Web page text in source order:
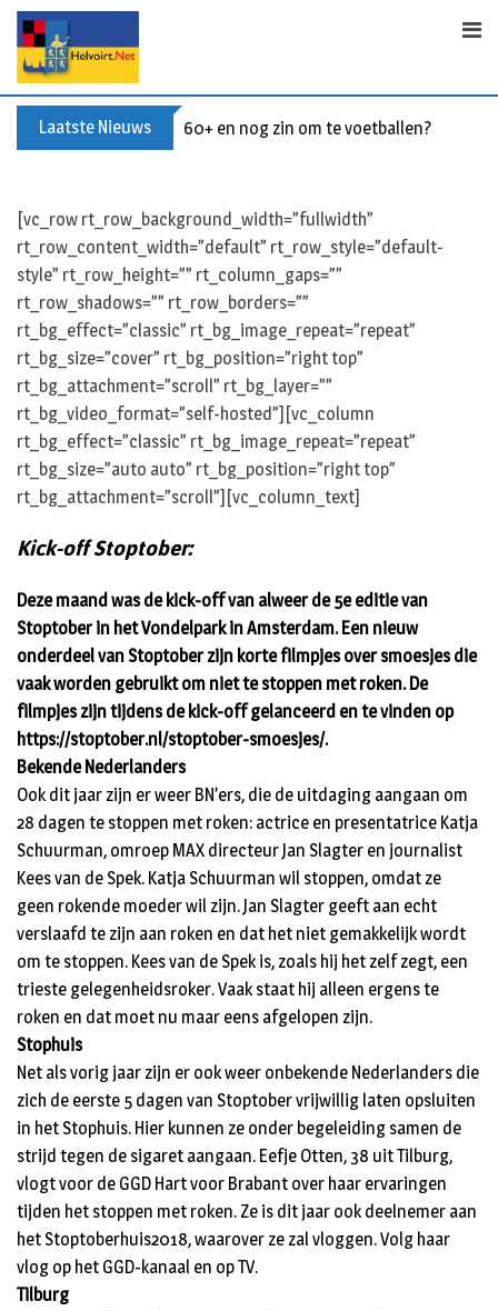
Skip
content
Laatste Nieuws 60+ en nog zin om te voetballen? Kom
[vc_row rt_row_background_width=”fullwidth”
rt_row_content_width=”default” rt_row_style=”default-
style” rt_row_height=”” rt_column_gaps=””
rt_row_shadows=”” rt_row_borders=””
rt_bg_effect=”classic” rt_bg_image_repeat=”repeat”
rt_bg_size=”cover” rt_bg_position=”right top”
rt_bg_attachment=”scroll” rt_bg_layer=””
rt_bg_video_format=”self-hosted”][vc_column
rt_bg_effect=”classic” rt_bg_image_repeat=”repeat”
rt_bg_size=”auto auto” rt_bg_position=”right top”
rt_bg_attachment=”scroll”][vc_column_text]
Kick-off Stoptober:
Deze maand was de kick-off van alweer de 5e editie van
Stoptober in het Vondelpark in Amsterdam. Een nieuw
onderdeel van Stoptober zijn korte filmpjes over smoesjes die
vaak worden gebruikt om niet te stoppen met roken. De
filmpjes zijn tijdens de kick-off gelanceerd en te vinden op
https://stoptober.nl/stoptober-smoesjes/.
Bekende Nederlanders
Ook dit jaar zijn er weer BN’ers, die de uitdaging aangaan om
28 dagen te stoppen met roken: actrice en presentatrice Katja
Schuurman, omroep MAX directeur Jan Slagter en journalist
Kees van de Spek. Katja Schuurman wil stoppen, omdat ze
geen rokende moeder wil zijn. Jan Slagter geeft aan echt
verslaafd te zijn aan roken en dat het niet gemakkelijk wordt
om te stoppen. Kees van de Spek is, zoals hij het zelf zegt, een
trieste gelegenheidsroker. Vaak staat hij alleen ergens te
roken en dat moet nu maar eens afgelopen zijn.
Stophuis
Net als vorig jaar zijn er ook weer onbekende Nederlanders die
zich de eerste 5 dagen van Stoptober vrijwillig laten opsluiten
in het Stophuis. Hier kunnen ze onder begeleiding samen de
strijd tegen de sigaret aangaan. Eefje Otten, 38 uit Tilburg,
vlogt voor de GGD Hart voor Brabant over haar ervaringen
tijden het stoppen met roken. Ze is dit jaar ook deelnemer aan
het Stoptoberhuis2018, waarover ze zal vloggen. Volg haar
vlog op het GGD-kanaal en op TV.
Tilburg